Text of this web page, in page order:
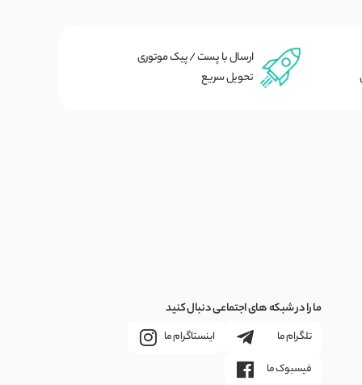
ارسال با پست / پیک موتوری
تحویل سریع
ما را در شبکه های اجتماعی دنبال کنید
تلگرام ما
اینستاگرام ما
فیسبوک ما